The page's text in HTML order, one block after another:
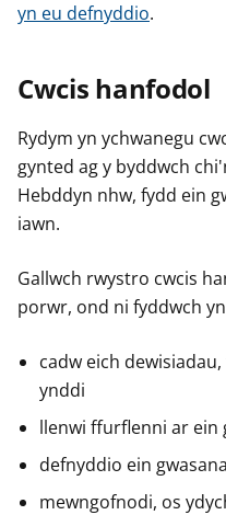
yn eu defnyddio.
Cwcis hanfodol
Rydym yn ychwanegu
gynted ag y byddwch
Hebddyn nhw, fydd ein
iawn.
Gallwch rwystro cwcis
porwr, ond ni fyddwch
cadw eich
ynddi
llenwi ffurflenni ar ein
defnyddio ein
mewngofnodi, os